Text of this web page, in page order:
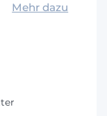
Mehr dazu